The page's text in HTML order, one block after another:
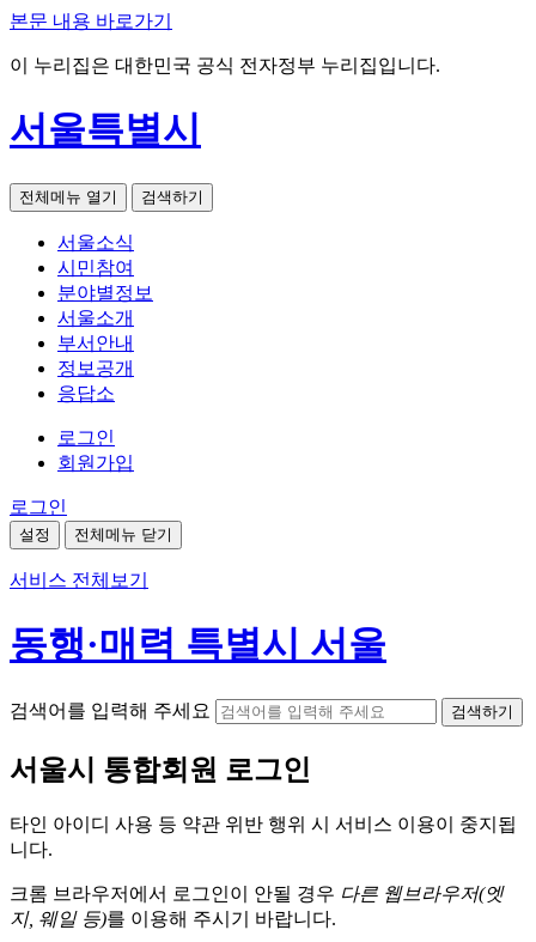
본문 내용 바로가기
이 누리집은 대한민국 공식 전자정부 누리집입니다.
서울특별시
전체메뉴 열기 검색하기
서울소식
시민참여
분야별정보
서울소개
부서안내
정보공개
응답소
로그인
회원가입
로그인
설정 전체메뉴 닫기
서비스 전체보기
동행·매력 특별시 서울
검색어를 입력해 주세요 검색하기
서울시 통합회원 로그인
타인 아이디 사용 등 약관 위반 행위 시 서비스 이용이 중지됩
니다.
크롬 브라우저에서 로그인이 안될 경우 다른 웹브라우저(엣
지, 웨일 등)를 이용해 주시기 바랍니다.